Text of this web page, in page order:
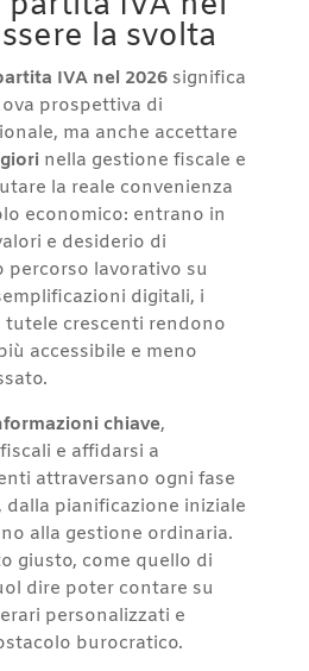
la svolta
IVA nel 2026significa
prospettiva di
ma anche accettare
nella gestione fiscale e
la reale convenienza
economico: entrano in
e desiderio di
percorso lavorativo su
digitali, i
crescenti rendono
accessibile e meno
chiave,
e affidarsi a
attraversano ogni fase
pianificazione iniziale
alla gestione ordinaria.
giusto, come quello di
dire poter contare su
personalizzati e
burocratico.